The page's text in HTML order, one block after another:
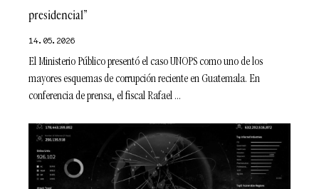
presidencial”
14.05.2026
El Ministerio Público presentó el caso UNOPS como uno de los
mayores esquemas de corrupción reciente en Guatemala. En
conferencia de prensa, el fiscal Rafael